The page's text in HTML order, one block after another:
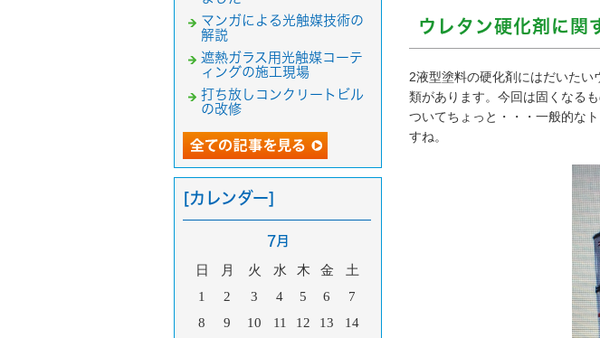
ウレタン硬化剤に関
2液型塗料の硬化剤にはだいた
類があります。今回は固くなる
ついてちょっと・・・一般的な
すね。
マンガによる光触媒技術の
解説
遮熱ガラス用光触媒コーテ
ィングの施工現場
打ち放しコンクリートビル
の改修
[カレンダー]
7月
日 月 火 水 木 金
土
1
2 3 4 5 6
7
8
9 10 11 12 13
14